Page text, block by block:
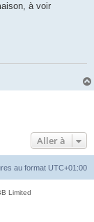
à voir
Aller à
au format UTC+01:00
Limited